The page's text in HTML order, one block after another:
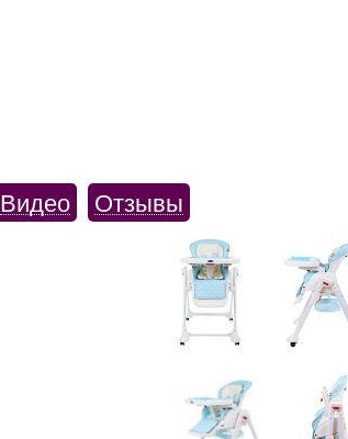
Видео Отзывы